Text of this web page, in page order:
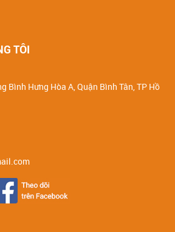
TÔI
Bình Hưng Hòa A, Quận Bình Tân, TP Hồ